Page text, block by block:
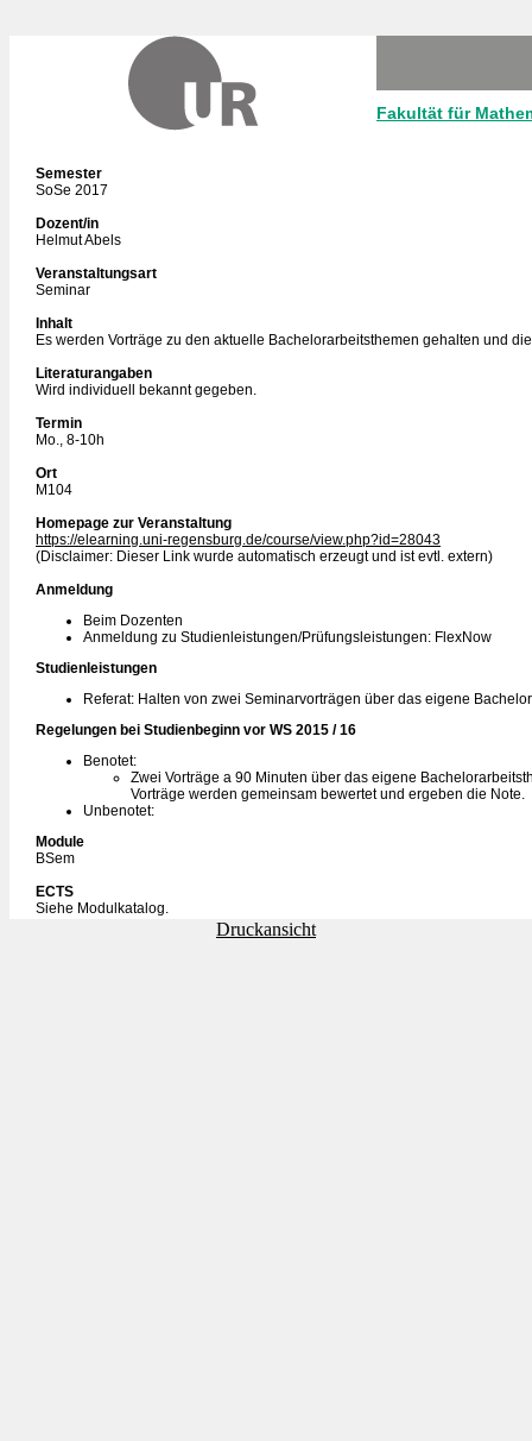
Fakultät für
Semester
SoSe 2017
Dozent/in
Helmut Abels
Veranstaltungsart
Seminar
Inhalt
Es werden Vorträge zu den aktuelle Bachelorarbeitsthemen gehalten und
Literaturangaben
Wird individuell bekannt gegeben.
Termin
Mo., 8-10h
Ort
M104
Homepage zur Veranstaltung
https://elearning.uni-regensburg.de/course/view.php?id=28043
(Disclaimer: Dieser Link wurde automatisch erzeugt und ist evtl. extern)
Anmeldung
Beim Dozenten
Anmeldung zu Studienleistungen/Prüfungsleistungen: FlexNow
Studienleistungen
Referat: Halten von zwei Seminarvorträgen über das eigene
Regelungen bei Studienbeginn vor WS 2015 / 16
Benotet:
Zwei Vorträge a 90 Minuten über das eigene
Vorträge werden gemeinsam bewertet und ergeben die Note.
Unbenotet:
Module
BSem
ECTS
Siehe Modulkatalog.
Druckansicht